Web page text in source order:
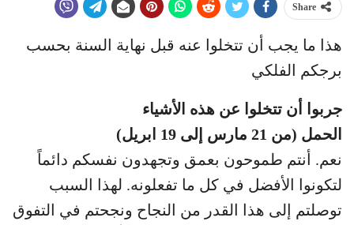
Share
هذا ما يجب أن تتخلوا عنه قبل نهاية السنة بحسب
برجكم الفلكي
جربوا أن تتخلوا عن هذه الأشياء
الحمل (من 21 مارس إلى 19 ابريل)
نعم. أنتم طموحون بعمق وتجهدون نفسكم دائماً
لتكونوا الأفضل في كل ما تفعلونه. لهذا السبب
توصلتم إلى هذا القدر من النجاح ونجحتم في التفوق